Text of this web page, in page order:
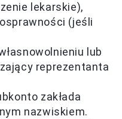
lekarskie),
(jeśli
lub
reprezentanta
zakłada
nazwiskiem.